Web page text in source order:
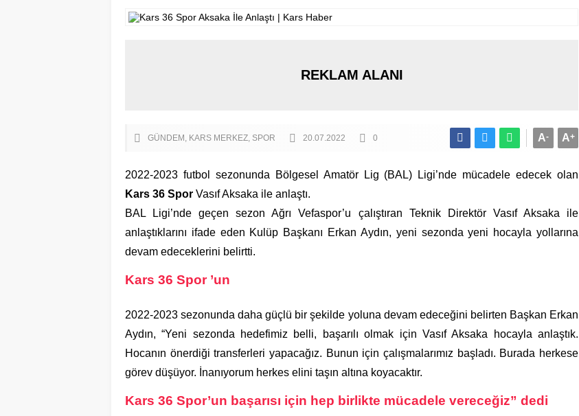
REKLAM ALANI
GÜNDEM KARS MERKEZ SPOR 20.07.2022 0 A+
A-
2022-2023 futbol sezonunda Bölgesel Amatör Lig (BAL) Ligi’nde mücadele edecek olan
Kars 36 Spor Vasıf Aksaka ile anlaştı.
BAL Ligi’nde geçen sezon Ağrı Vefaspor’u çalıştıran Teknik Direktör Vasıf Aksaka ile
anlaştıklarını ifade eden Kulüp Başkanı Erkan Aydın, yeni sezonda yeni hocayla yollarına
devam edeceklerini belirtti.
Kars 36 Spor ’un
2022-2023 sezonunda daha güçlü bir şekilde yoluna devam edeceğini belirten Başkan Erkan
Aydın, “Yeni sezonda hedefimiz belli, başarılı olmak için Vasıf Aksaka hocayla anlaştık.
Hocanın önerdiği transferleri yapacağız. Bunun için çalışmalarımız başladı. Burada herkese
görev düşüyor. İnanıyorum herkes elini taşın altına koyacaktır.
Kars 36 Spor’un başarısı için hep birlikte mücadele vereceğiz” dedi